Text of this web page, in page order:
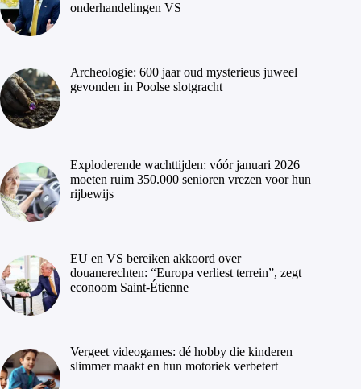
onderhandelingen VS
Archeologie: 600 jaar oud mysterieus juweel
gevonden in Poolse slotgracht
Exploderende wachttijden: vóór januari 2026
moeten ruim 350.000 senioren vrezen voor hun
rijbewijs
EU en VS bereiken akkoord over
douanerechten: “Europa verliest terrein”, zegt
econoom Saint-Étienne
Vergeet videogames: dé hobby die kinderen
slimmer maakt en hun motoriek verbetert